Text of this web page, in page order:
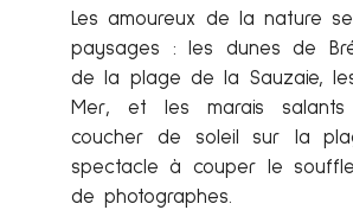
Les amoureux de la nature
paysages : les dunes de
de la plage de la Sauzaie,
Mer, et les marais salants
coucher de soleil sur la
spectacle à couper le
de photographes.